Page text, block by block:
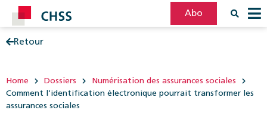
Abo
Retour
Home Dossiers
Numérisation des assurances sociales
Comment l’identification électronique pourrait transformer les
assurances sociales